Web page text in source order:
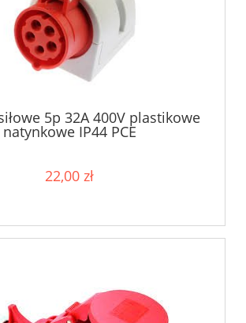
5p 32A 400V plastikowe
natynkowe IP44 PCE
22,00 zł